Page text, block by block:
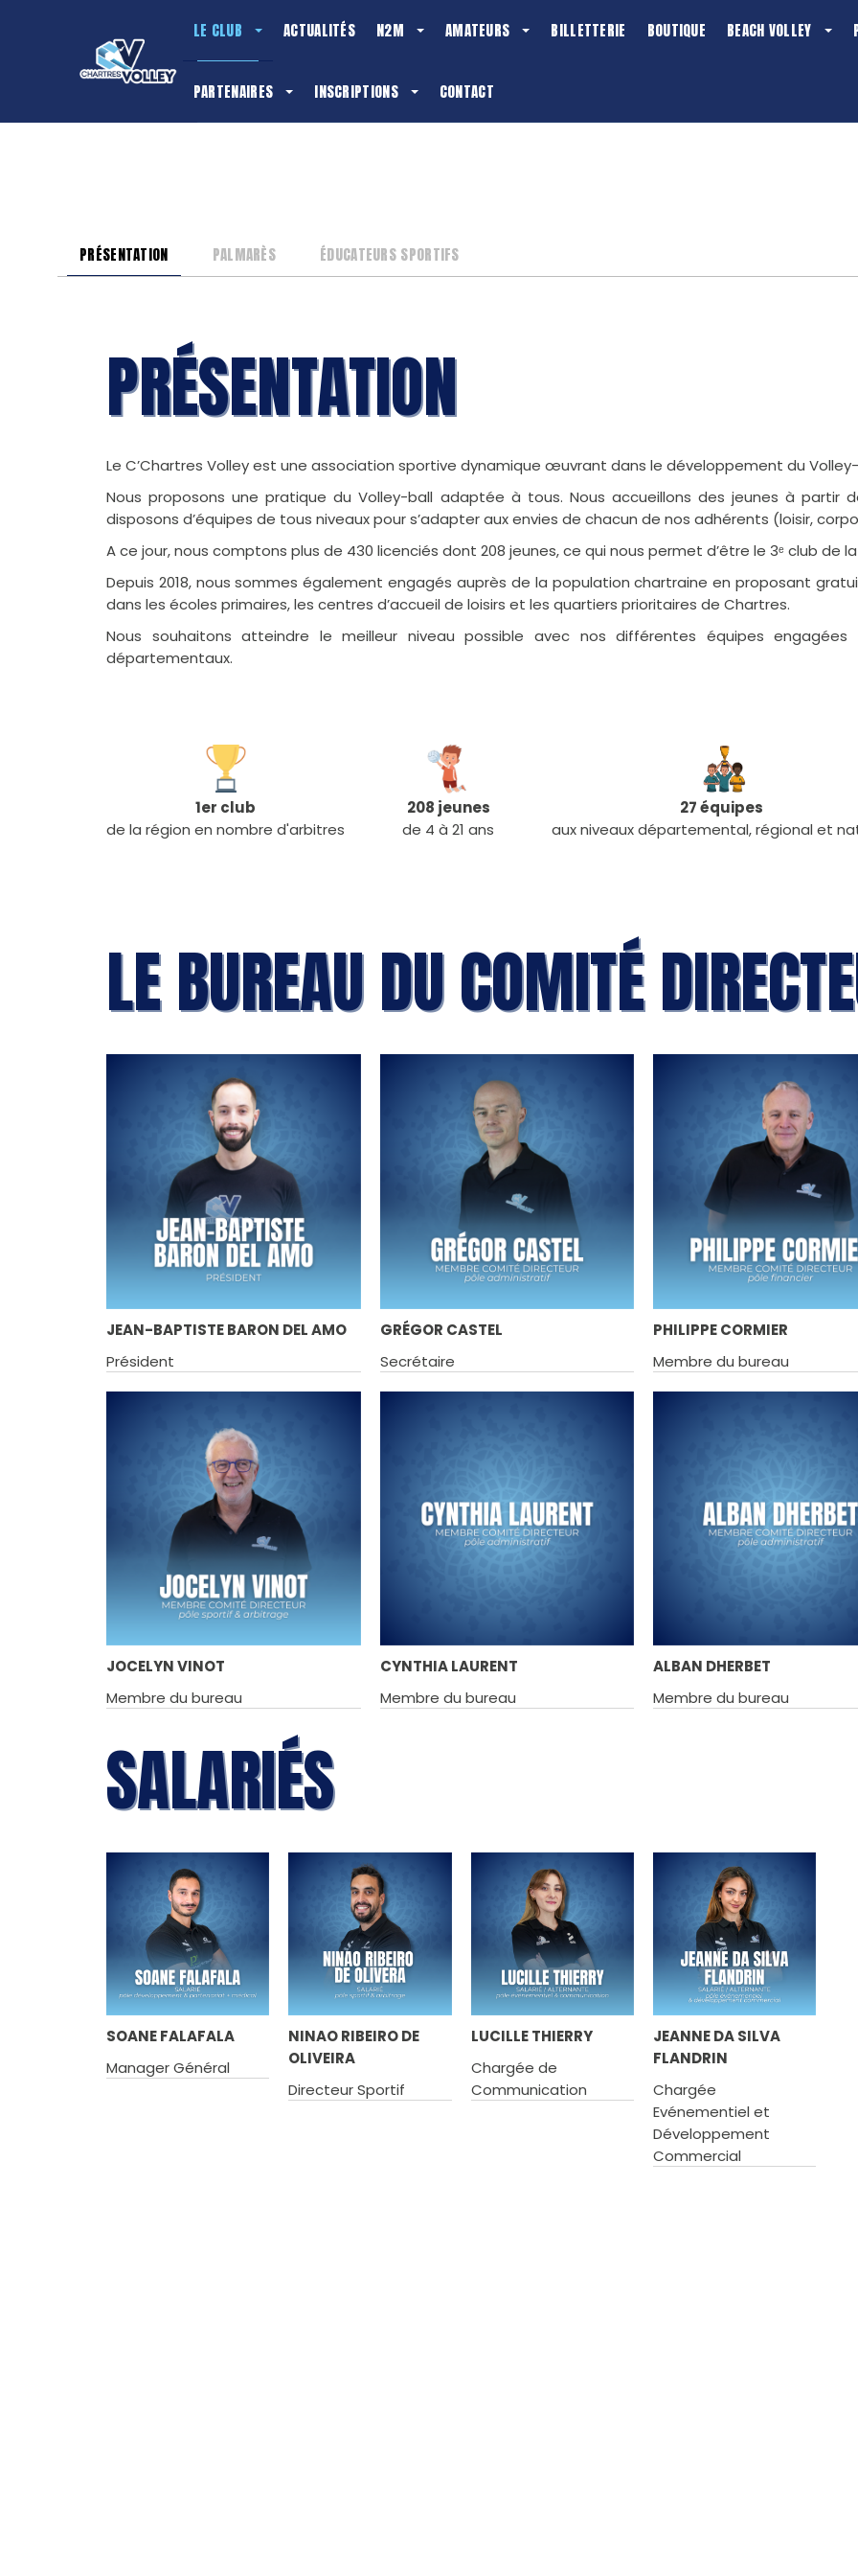
LE CLUB ACTUALITÉS N2M AMATEURS BILLETTERIE BOUTIQUE BEACH VOLLEY
PARTENAIRES INSCRIPTIONS CONTACT
PRÉSENTATION PALMARÈS ÉDUCATEURS SPORTIFS
PRÉSENTATION
Le C’Chartres Volley est une association sportive dynamique œuvrant dans le développement du
Nous proposons une pratique du Volley-ball adaptée à tous. Nous accueillons des jeunes à partir
disposons d’équipes de tous niveaux pour s’adapter aux envies de chacun de nos adhérents (loisir,
A ce jour, nous comptons plus de 430 licenciés dont 208 jeunes, ce qui nous permet d’être le 3ᵉ club de
Depuis 2018, nous sommes également engagés auprès de la population chartraine en proposant
dans les écoles primaires, les centres d’accueil de loisirs et les quartiers prioritaires de Chartres.
Nous souhaitons atteindre le meilleur niveau possible avec nos différentes équipes
départementaux.
1er club
de la région en nombre d'arbitres
208 jeunes
de 4 à 21 ans
27 équipes
aux niveaux départemental, régional et
LE BUREAU DU COMITÉ
JEAN-BAPTISTE BARON DEL AMO
Président
GRÉGOR CASTEL
Secrétaire
PHILIPPE CORMIER
Membre du bureau
JOCELYN VINOT
Membre du bureau
CYNTHIA LAURENT
Membre du bureau
ALBAN DHERBET
Membre du bureau
SALARIÉS
SOANE FALAFALA
Manager Général
NINAO RIBEIRO DE
OLIVEIRA
Directeur Sportif
LUCILLE THIERRY
Chargée de
Communication
JEANNE DA SILVA
FLANDRIN
Chargée
Evénementiel et
Développement
Commercial